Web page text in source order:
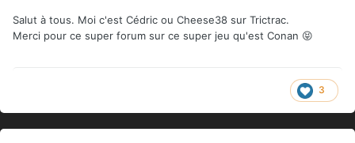
Salut à tous. Moi c'est Cédric ou Cheese38 sur Trictrac.
Merci pour ce super forum sur ce super jeu qu'est Conan 😝
3